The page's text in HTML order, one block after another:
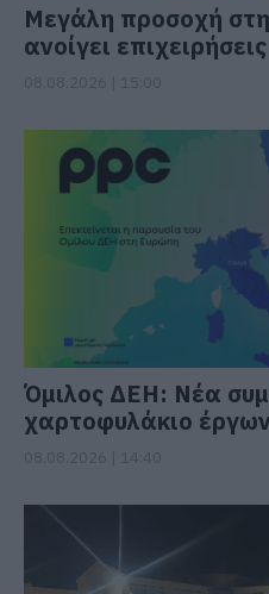
Μεγάλη προσοχή
ανοίγει επιχειρήσεις
Όμιλος ΔΕΗ: Νέα
χαρτοφυλάκιο